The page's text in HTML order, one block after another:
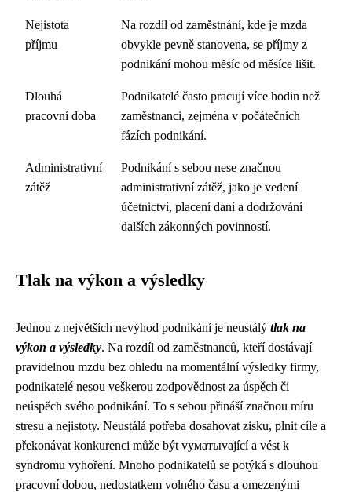
Nejistota
příjmu
Na rozdíl od zaměstnání, kde je mzda
obvykle pevně stanovena, se příjmy z
podnikání mohou měsíc od měsíce lišit.
Dlouhá
pracovní doba
Podnikatelé často pracují více hodin než
zaměstnanci, zejména v počátečních
fázích podnikání.
Administrativní
zátěž
Podnikání s sebou nese značnou
administrativní zátěž, jako je vedení
účetnictví, placení daní a dodržování
dalších zákonných povinností.
Tlak na výkon a výsledky
Jednou z největších nevýhod podnikání je neustálý tlak na
výkon a výsledky. Na rozdíl od zaměstnanců, kteří dostávají
pravidelnou mzdu bez ohledu na momentální výsledky firmy,
podnikatelé nesou veškerou zodpovědnost za úspěch či
neúspěch svého podnikání. To s sebou přináší značnou míru
stresu a nejistoty. Neustálá potřeba dosahovat zisku, plnit cíle a
překonávat konkurenci může být vyматыvající a vést k
syndromu vyhoření. Mnoho podnikatelů se potýká s dlouhou
pracovní dobou, nedostatkem volného času a omezenými